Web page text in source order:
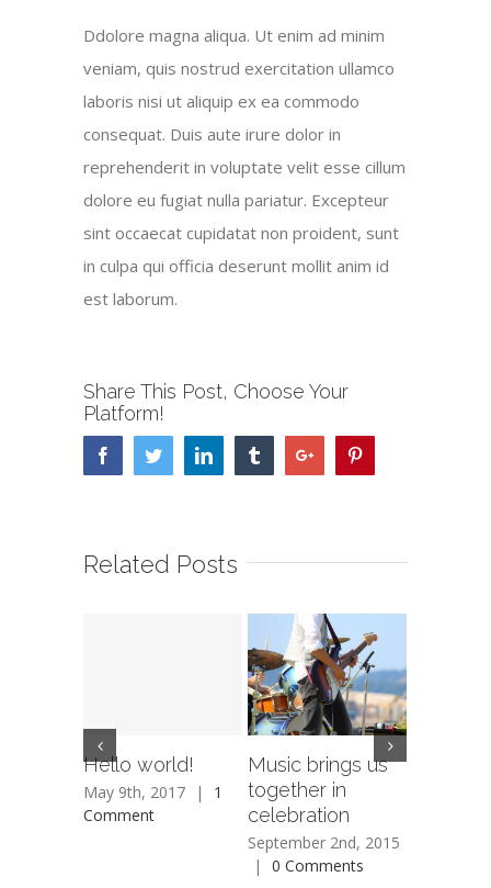
Ddolore magna aliqua. Ut enim ad minim
veniam, quis nostrud exercitation ullamco
laboris nisi ut aliquip ex ea commodo
consequat. Duis aute irure dolor in
reprehenderit in voluptate velit esse cillum
dolore eu fugiat nulla pariatur. Excepteur
sint occaecat cupidatat non proident, sunt
in culpa qui officia deserunt mollit anim id
est laborum.
Share This Post, Choose Your
Platform!
FacebookTwitterLinkedin TumblrGoogle+
Related Posts
Hello world!
May 9th, 2017 |
1
Comment
Music brings us
together in
celebration
September 2nd, 2015
|
0 Comments